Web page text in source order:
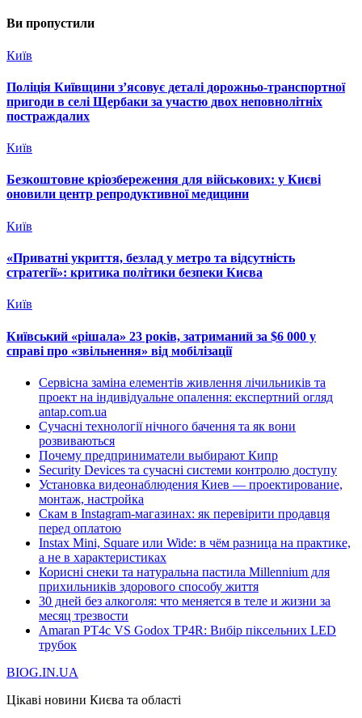
Ви пропустили
Київ
Поліція Київщини з’ясовує деталі дорожньо-транспортної
пригоди в селі Щербаки за участю двох неповнолітніх
постраждалих
Київ
Безкоштовне кріозбереження для військових: у Києві
оновили центр репродуктивної медицини
Київ
«Приватні укриття, безлад у метро та відсутність
стратегії»: критика політики безпеки Києва
Київ
Київський «рішала» 23 років, затриманий за $6 000 у
справі про «звільнення» від мобілізації
Сервісна заміна елементів живлення лічильників та
проект на індивідуальне опалення: експертний огляд
antap.com.ua
Сучасні технології нічного бачення та як вони
розвиваються
Почему предприниматели выбирают Кипр
Security Devices та сучасні системи контролю доступу
Установка видеонаблюдения Киев — проектирование,
монтаж, настройка
Скам в Instagram-магазинах: як перевірити продавця
перед оплатою
Instax Mini, Square или Wide: в чём разница на практике,
а не в характеристиках
Корисні снеки та натуральна пастила Millennium для
прихильників здорового способу життя
30 дней без алкоголя: что меняется в теле и жизни за
месяц трезвости
Amaran PT4c VS Godox TP4R: Вибір піксельних LED
трубок
BIOG.IN.UA
Цікаві новини Києва та області